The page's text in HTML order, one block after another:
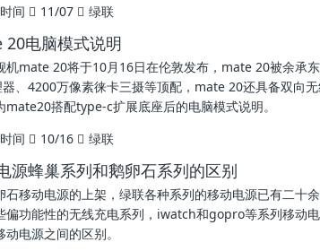
间 11/07 绿联
电脑模式说明
机mate 20将于10月16日在伦敦发布，mate 20被余承
、4200万像素徕卡三摄等顶配，mate 20还具备双向
mate20搭配type-c扩展底座后的电脑模式说明。
间 10/16 绿联
源蜂巢系列和鹅卵石系列的区别
石移动电源的上架，绿联各种系列的移动电源已有二十
偏功能性的无线充电系列，iwatch和gopro等系列移动
电源之间的区别。